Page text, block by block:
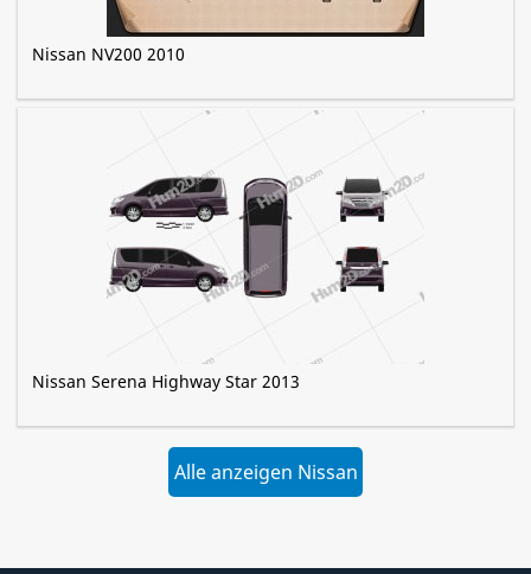
Nissan NV200 2010
Nissan Serena Highway Star 2013
Alle anzeigen Nissan